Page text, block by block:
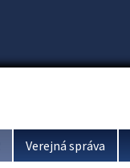
Verejná správa